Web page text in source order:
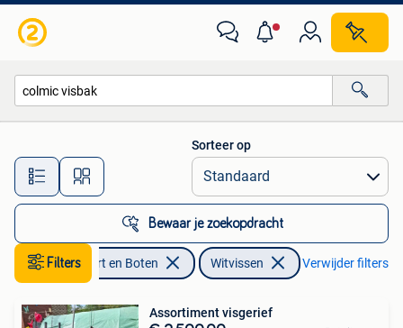
Alle afstanden…
Sorteer op
Bewaar je zoekopdracht
Filters
Watersport en Boten Witvissen Verwijder filters
Assortiment visgerief